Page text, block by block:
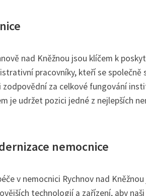
nad Kněžnou jsou klíčem k
pracovníky, kteří se
za celkové fungování
je udržet pozici jedné z nejlepších
nemocnice
v nemocnici Rychnov nad
technologií a zařízení, aby